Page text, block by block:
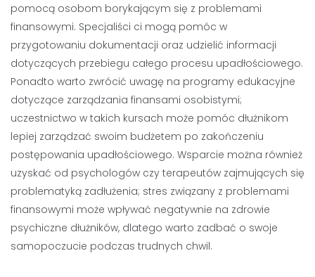
pomocą osobom borykającym się z problemami
finansowymi. Specjaliści ci mogą pomóc w
przygotowaniu dokumentacji oraz udzielić informacji
dotyczących przebiegu całego procesu upadłościowego.
Ponadto warto zwrócić uwagę na programy edukacyjne
dotyczące zarządzania finansami osobistymi;
uczestnictwo w takich kursach może pomóc dłużnikom
lepiej zarządzać swoim budżetem po zakończeniu
postępowania upadłościowego. Wsparcie można również
uzyskać od psychologów czy terapeutów zajmujących się
problematyką zadłużenia; stres związany z problemami
finansowymi może wpływać negatywnie na zdrowie
psychiczne dłużników, dlatego warto zadbać o swoje
samopoczucie podczas trudnych chwil.